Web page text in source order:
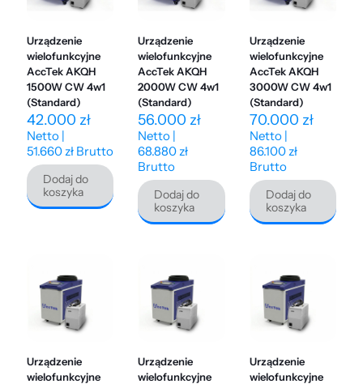
Urządzenie
wielofunkcyjne
AccTek AKQH
1500W CW 4w1
(Standard)
42.000 zł
Netto |
51.660zł Brutto
Dodaj do
koszyka
Urządzenie
wielofunkcyjne
AccTek AKQH
2000W CW 4w1
(Standard)
56.000 zł
Netto |
68.880zł
Brutto
Dodaj do
koszyka
Urządzenie
wielofunkcyjne
AccTek AKQH
3000W CW 4w1
(Standard)
70.000 zł
Netto |
86.100zł
Brutto
Dodaj do
koszyka
Urządzenie
wielofunkcyjne
Urządzenie
wielofunkcyjne
Urządzenie
wielofunkcyjne